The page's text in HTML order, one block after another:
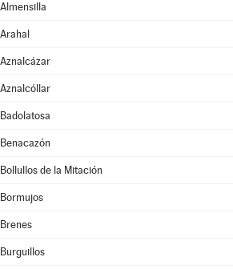
Almensilla
Arahal
Aznalcázar
Aznalcóllar
Badolatosa
Benacazón
Bollullos de la Mitación
Bormujos
Brenes
Burguillos